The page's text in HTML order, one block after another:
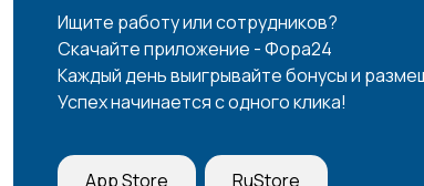
Ищите работу или сотрудников?
Скачайте приложение - Фора24
Каждый день выигрывайте бонусы и
Успех начинается с одного клика!
App Store RuStore